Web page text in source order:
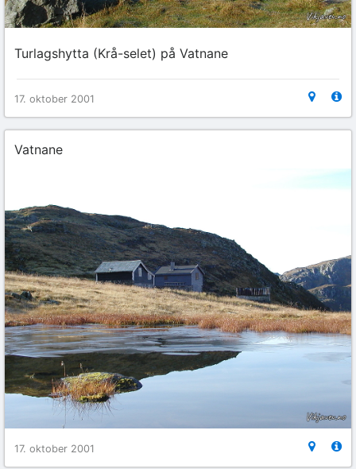
Turlagshytta (Krå-selet) på Vatnane
17. oktober 2001
Vatnane
17. oktober 2001